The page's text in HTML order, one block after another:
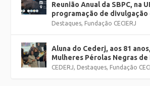
Reunião Anual da SBPC, na
programação de
Destaques, Fundação CECIERJ
Aluna do Cederj, aos 81
Mulheres Pérolas Negras
CEDERJ, Destaques, Fundação